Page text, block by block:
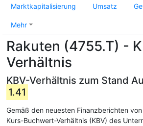
Marktkapitalisierung Umsatz
Mehr
Rakuten (4755.T) -
Verhältnis
KBV-Verhältnis zum Stand
1.41
Gemäß den neuesten Finanzberichten von
Kurs-Buchwert-Verhältnis (KBV) des